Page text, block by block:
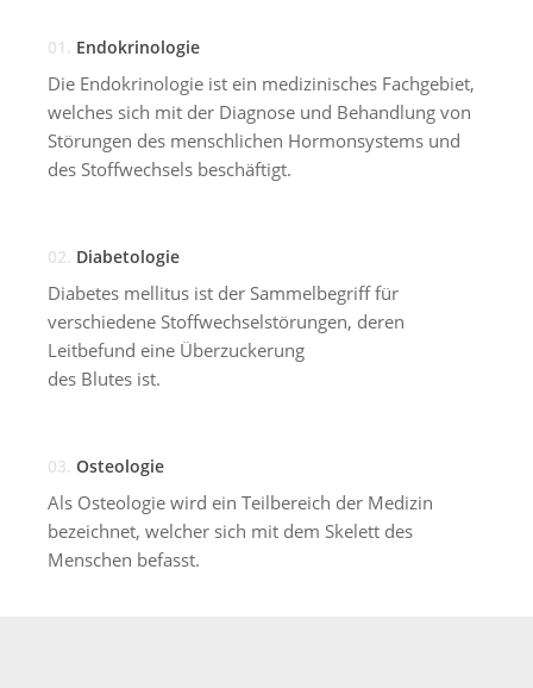
01. Endokrinologie
Die Endokrinologie ist ein medizinisches Fachgebiet,
welches sich mit der Diagnose und Behandlung von
Störungen des menschlichen Hormonsystems und
des Stoffwechsels beschäftigt.
02. Diabetologie
Diabetes mellitus ist der Sammelbegriff für
verschiedene Stoffwechselstörungen, deren
Leitbefund eine Überzuckerung
des Blutes ist.
03. Osteologie
Als Osteologie wird ein Teilbereich der Medizin
bezeichnet, welcher sich mit dem Skelett des
Menschen befasst.